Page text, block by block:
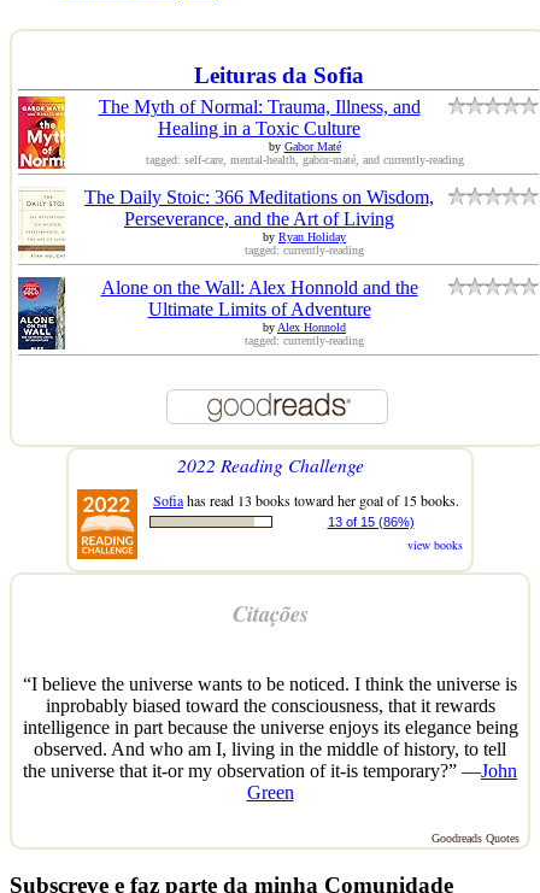
Leituras da Sofia
The Myth of Normal: Trauma, Illness, and
Healing in a Toxic Culture
by Gabor Maté
tagged: self-care, mental-health, gabor-maté, and currently-reading
The Daily Stoic: 366 Meditations on Wisdom,
Perseverance, and the Art of Living
by Ryan Holiday
tagged: currently-reading
Alone on the Wall: Alex Honnold and the
Ultimate Limits of Adventure
byAlex Honnold
tagged: currently-reading
2022 Reading Challenge
Sofiahas read 13 books toward her goal of 15 books.
13 of 15 (86%)
view books
Citações
“I believe the universe wants to be noticed. I think the universe is
inprobably biased toward the consciousness, that it rewards
intelligence in part because the universe enjoys its elegance being
observed. And who am I, living in the middle of history, to tell
the universe that it-or my observation of it-is temporary?” —John
Green
Goodreads Quotes
Subscreve e faz parte da minha Comunidade